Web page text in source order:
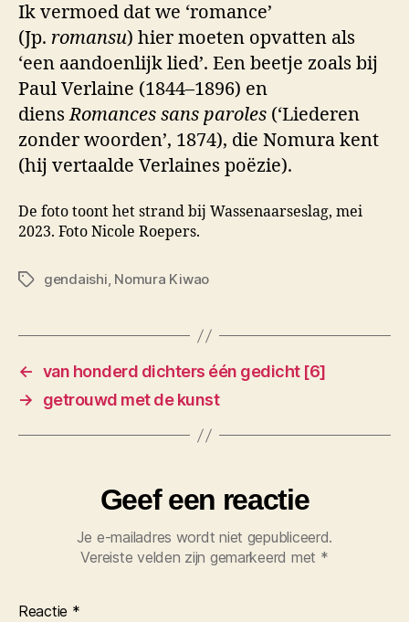
Ik vermoed dat we ‘romance’
(Jp. romansu) hier moeten opvatten als
‘een aandoenlijk lied’. Een beetje zoals bij
Paul Verlaine (1844–1896) en
diensRomances sans paroles (‘Liederen
zonder woorden’, 1874), die Nomura kent
(hij vertaalde Verlaines poëzie).
De foto toont het strand bij Wassenaarseslag, mei
2023. Foto Nicole Roepers.
Tagsgendaishi, Nomura Kiwao
← van honderd dichters één gedicht [6]
→
getrouwd met de kunst
Geef een reactie
Je e-mailadres wordt niet gepubliceerd.
Vereiste velden zijn gemarkeerd met *
Reactie *